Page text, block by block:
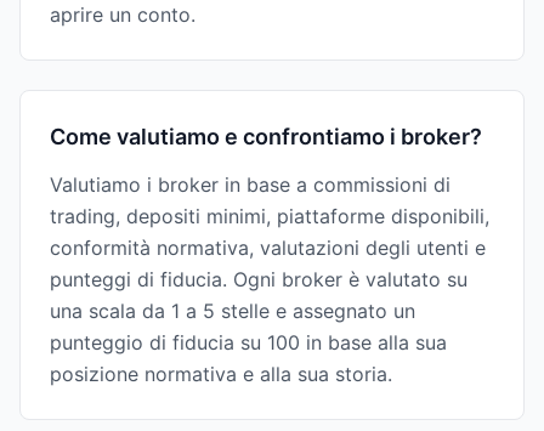
aprire un conto.
Come valutiamo e confrontiamo i broker?
Valutiamo i broker in base a commissioni di
trading, depositi minimi, piattaforme disponibili,
conformità normativa, valutazioni degli utenti e
punteggi di fiducia. Ogni broker è valutato su
una scala da 1 a 5 stelle e assegnato un
punteggio di fiducia su 100 in base alla sua
posizione normativa e alla sua storia.